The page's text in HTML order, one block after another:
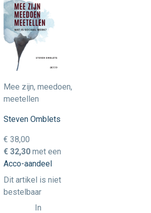
Mee zijn, meedoen,
meetellen
Steven Omblets
€ 38,00
€ 32,30 met een
Acco-aandeel
Dit artikel is niet
bestelbaar
In